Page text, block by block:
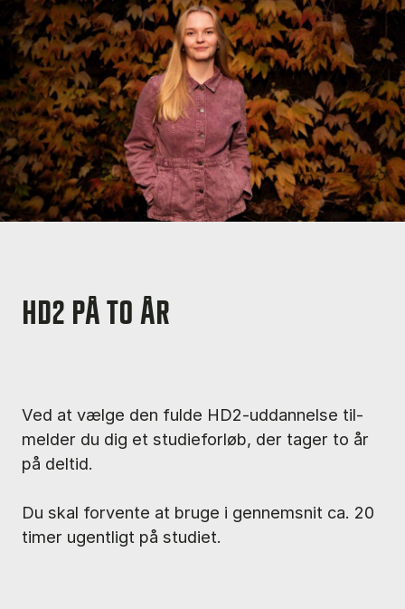
HD2 PÅ TO ÅR
Ved at væl­ge den ful­de HD2-ud­dan­nel­se til­
mel­der du dig et stu­di­e­for­løb, der ta­ger to år
på del­tid.
Du skal for­ven­te at bru­ge i gen­nem­snit ca. 20
ti­mer ugent­ligt på stu­di­et.